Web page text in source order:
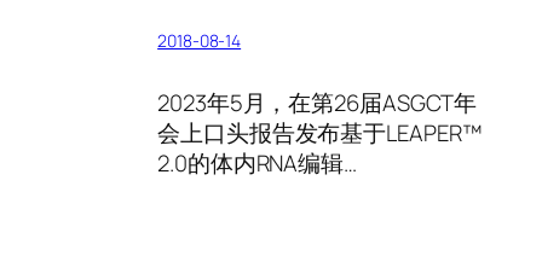
2018-08-14
2023年5月，在第26届ASGCT年
会上口头报告发布基于LEAPER™
2.0的体内RNA编辑…